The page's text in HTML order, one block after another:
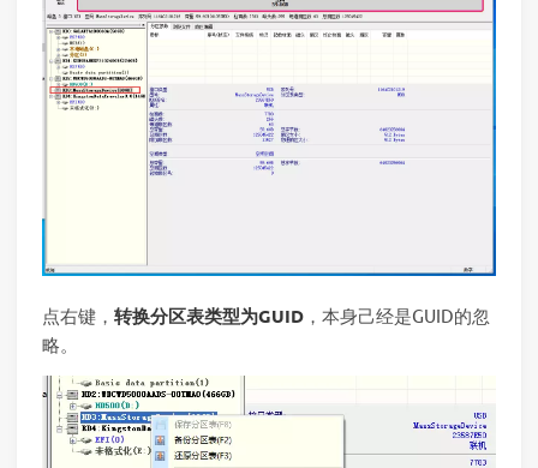
点右键， 转换分区表类型为GUID ，本身己经是GUID的忽
略。